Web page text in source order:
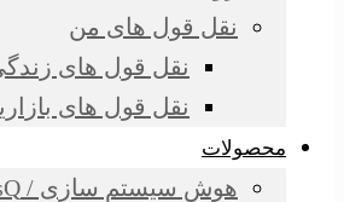
نقل قول های من
نقل قول های
نقل قول های
محصولات
هوش سیستم سازی / SysQ